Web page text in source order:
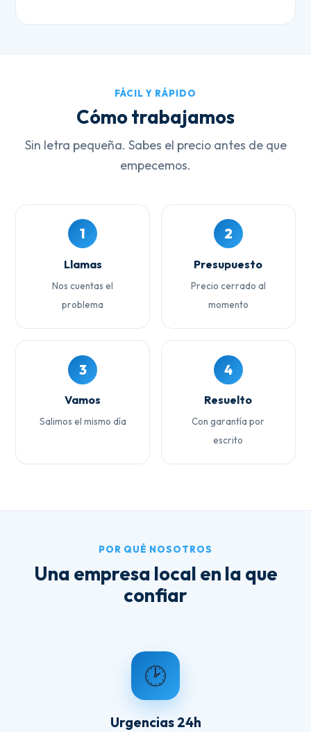
FÁCIL Y RÁPIDO
Cómo trabajamos
Sin letra pequeña. Sabes el precio antes de que
empecemos.
1
Llamas
Nos cuentas el
problema
2
Presupuesto
Precio cerrado al
momento
3
Vamos
Salimos el mismo día
4
Resuelto
Con garantía por
escrito
POR QUÉ NOSOTROS
Una empresa local en la que
confiar
🕑
Urgencias 24h